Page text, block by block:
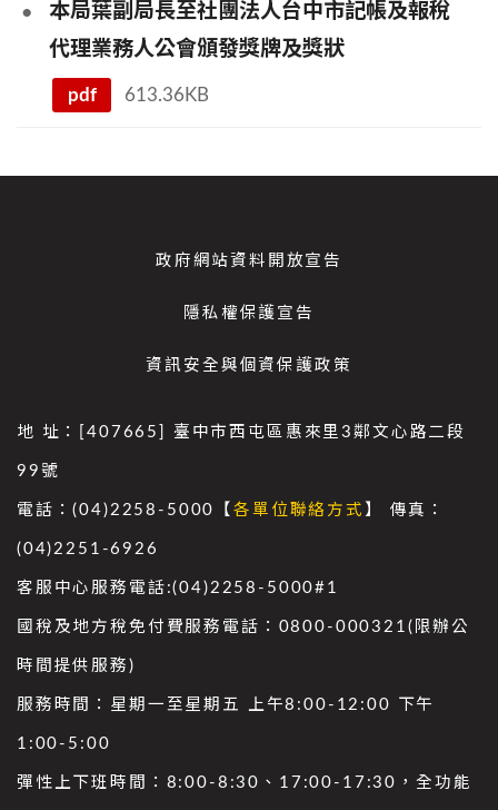
本局葉副局長至社團法人台中市記帳及報稅
代理業務人公會頒發獎牌及獎狀
pdf 613.36KB
政府網站資料開放宣告
隱私權保護宣告
資訊安全與個資保護政策
地 址：[407665] 臺中市西屯區惠來里3鄰文心路二段
99號
電話：(04)2258-5000【各單位聯絡方式 】 傳真：
(04)2251-6926
客服中心服務電話:(04)2258-5000#1
國稅及地方稅免付費服務電話：0800-000321(限辦公
時間提供服務)
服務時間：星期一至星期五 上午8:00-12:00 下午
1:00-5:00
彈性上下班時間：8:00-8:30、17:00-17:30，全功能